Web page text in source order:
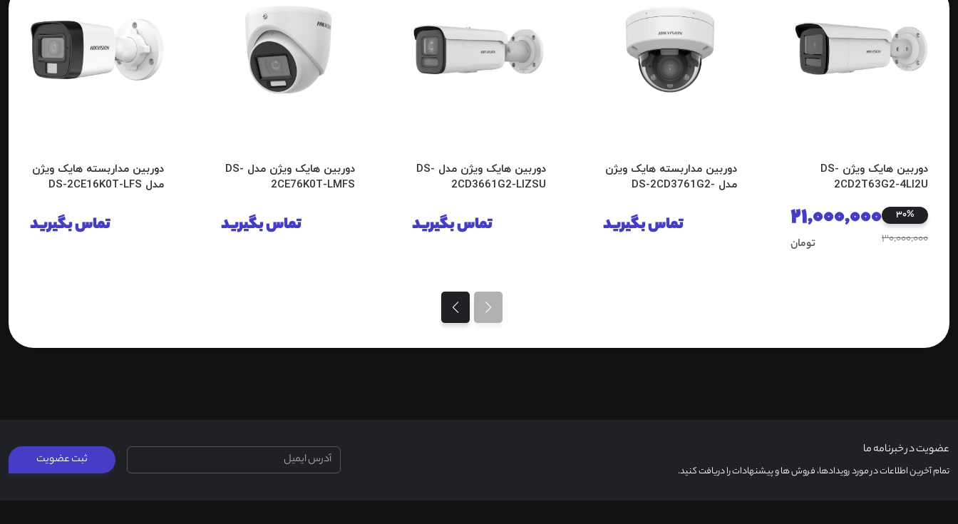
دوربین هایک ویژن DS-
2CD2T63G2-4LI2U
30%
30,000,000
21,000,000
تومان
دوربین مداربسته هایک ویژن
مدل DS-2CD3761G2-
تماس بگیرید
دوربین هایک ویژن مدل DS-
2CD3661G2-LIZSU
تماس بگیرید
دوربین هایک ویژن مدل DS-
2CE76K0T-LMFS
تماس بگیرید
دوربین مداربسته هایک ویژن
مدل DS-2CE16K0T-LFS
تماس بگیرید
عضویت در خبرنامه ما
تمام آخرین اطلاعات در مورد رویدادها، فروش ها و پیشنهادات را دریافت کنید.
ثبت عضویت